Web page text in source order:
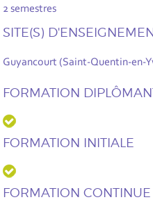
2 semestres
SITE(S)
Guyancourt (Saint-Quentin-en-
FORMATION
FORMATION INITIALE
FORMATION CONTINUE